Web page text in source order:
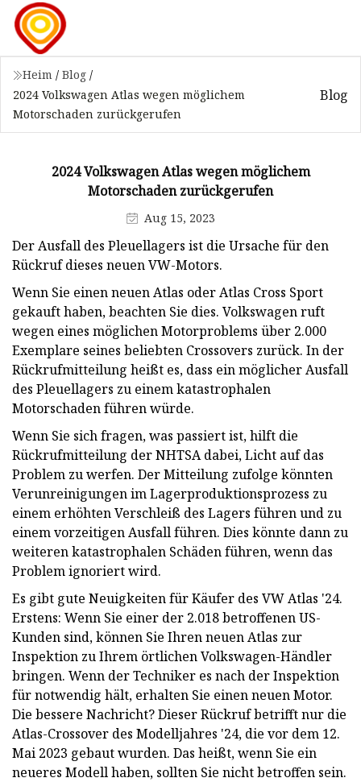
Heim / Blog /
2024 Volkswagen Atlas wegen möglichem
Motorschaden zurückgerufen
Blog
2024 Volkswagen Atlas wegen möglichem
Motorschaden zurückgerufen
Aug 15, 2023
Der Ausfall des Pleuellagers ist die Ursache für den
Rückruf dieses neuen VW-Motors.
Wenn Sie einen neuen Atlas oder Atlas Cross Sport
gekauft haben, beachten Sie dies. Volkswagen ruft
wegen eines möglichen Motorproblems über 2.000
Exemplare seines beliebten Crossovers zurück. In der
Rückrufmitteilung heißt es, dass ein möglicher Ausfall
des Pleuellagers zu einem katastrophalen
Motorschaden führen würde.
Wenn Sie sich fragen, was passiert ist, hilft die
Rückrufmitteilung der NHTSA dabei, Licht auf das
Problem zu werfen. Der Mitteilung zufolge könnten
Verunreinigungen im Lagerproduktionsprozess zu
einem erhöhten Verschleiß des Lagers führen und zu
einem vorzeitigen Ausfall führen. Dies könnte dann zu
weiteren katastrophalen Schäden führen, wenn das
Problem ignoriert wird.
Es gibt gute Neuigkeiten für Käufer des VW Atlas '24.
Erstens: Wenn Sie einer der 2.018 betroffenen US-
Kunden sind, können Sie Ihren neuen Atlas zur
Inspektion zu Ihrem örtlichen Volkswagen-Händler
bringen. Wenn der Techniker es nach der Inspektion
für notwendig hält, erhalten Sie einen neuen Motor.
Die bessere Nachricht? Dieser Rückruf betrifft nur die
Atlas-Crossover des Modelljahres '24, die vor dem 12.
Mai 2023 gebaut wurden. Das heißt, wenn Sie ein
neueres Modell haben, sollten Sie nicht betroffen sein.